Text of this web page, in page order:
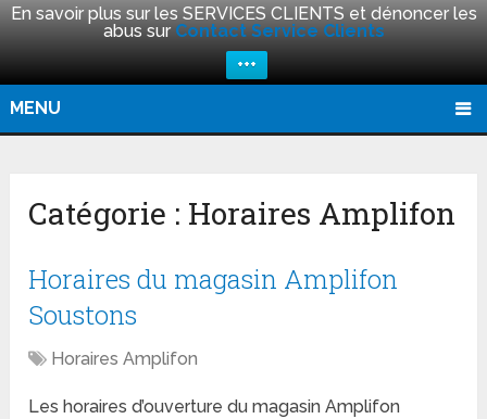
En savoir plus sur les SERVICES CLIENTS et dénoncer les
abus sur Contact Service Clients
+++
MENU
Catégorie : Horaires Amplifon
Horaires du magasin Amplifon
Soustons
Horaires Amplifon
Les horaires d’ouverture du magasin Amplifon